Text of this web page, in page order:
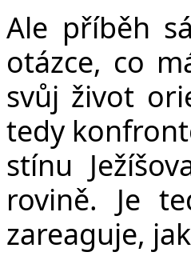
Ale příběh
otázce, co
svůj život
tedy
stínu
rovině. Je
zareaguje,